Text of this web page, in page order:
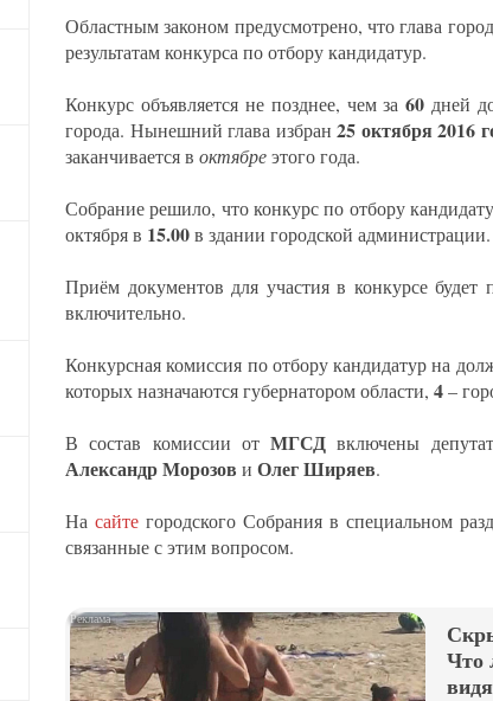
Областным законом предусмотрено, что глава
результатам конкурса по отбору кандидатур.
Конкурс объявляется не позднее, чем за60 дней
города. Нынешний глава избран25 октября 2016
заканчивается в октябреэтого года.
Собрание решило, что конкурс по отбору
октября в 15.00в здании городской администрации.
Приём документов для участия в конкурсе будет
включительно.
Конкурсная комиссия по отбору кандидатур на
которых назначаются губернатором области, 4–
В состав комиссии отМГСД включены
Александр Морозов и Олег Ширяев.
На сайтегородского Собрания в специальном
связанные с этим вопросом.
Что